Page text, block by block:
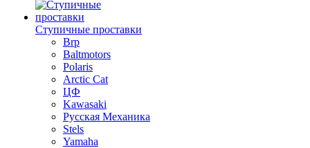
Ступичные проставки
Brp
Baltmotors
Polaris
Arctic Cat
ЦФ
Kawasaki
Русская Механика
Stels
Yamaha